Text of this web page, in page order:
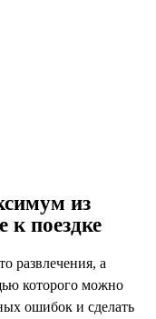
из
к поездке
развлечения, а
которого можно
ошибок и сделать